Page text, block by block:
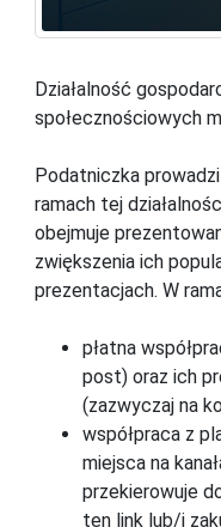
Działalność
społecznościowych
Podatniczka
ramach tej
obejmuje
zwiększenia ich
prezentacjach. W
płatna
post) oraz ich
(zazwyczaj na
współpraca z
miejsca na
przekierowuje
ten link lub/i